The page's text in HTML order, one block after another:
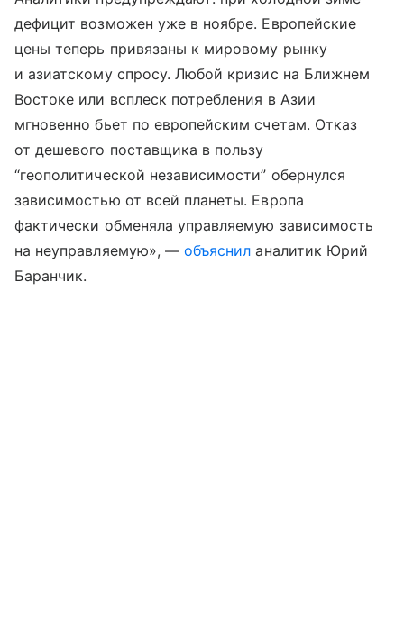
дефицит возможен уже в ноябре. Европейские
цены теперь привязаны к мировому рынку
и азиатскому спросу. Любой кризис на Ближнем
Востоке или всплеск потребления в Азии
мгновенно бьет по европейским счетам. Отказ
от дешевого поставщика в пользу
“геополитической независимости” обернулся
зависимостью от всей планеты. Европа
фактически обменяла управляемую зависимость
на неуправляемую», —объяснил аналитик Юрий
Баранчик.